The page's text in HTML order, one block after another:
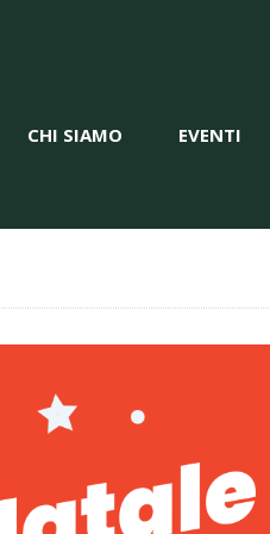
CHI SIAMO EVENTI